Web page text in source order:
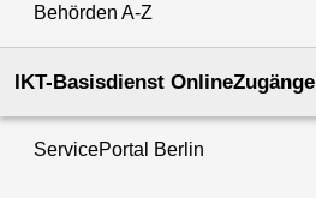
Behörden A-Z
IKT-Basisdienst OnlineZugänge
ServicePortal Berlin